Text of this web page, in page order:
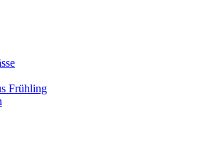
Frühling